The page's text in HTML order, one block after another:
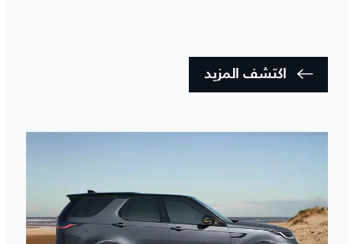
اكتشف المزيد